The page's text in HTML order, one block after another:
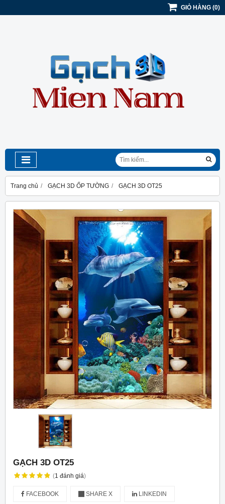
GIỎ HÀNG (0)
Trang chủ GẠCH 3D ỐP TƯỜNG GẠCH 3D OT25
GẠCH 3D OT25
(1 đánh giá)
FACEBOOK SHARE X LINKEDIN